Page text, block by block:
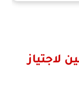
لاجتياز